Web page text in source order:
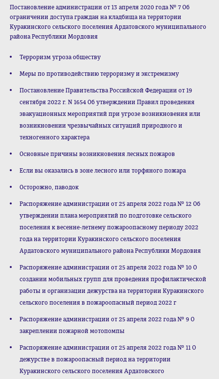
Постановление администрации от 13 апреля 2020 года № 7 Об
ограничении доступа граждан на кладбища на территории
Куракинского сельского поселения Ардатовского муниципального
района Республики Мордовия
Терроризм угроза обществу
Меры по противодействию терроризму и экстремизму
Постановление Правительства Российской Федерации от 19
сентября 2022 г. N 1654 Об утверждении Правил проведения
эвакуационных мероприятий при угрозе возникновения или
возникновении чрезвычайных ситуаций природного и
техногенного характера
Основные причины возникновения лесных пожаров
Если вы оказались в зоне лесного или торфяного пожара
Осторожно, паводок
Распоряжение администрации от 25 апреля 2022 года № 12 Об
утверждении плана мероприятий по подготовке сельского
поселения к весенне-летнему пожароопасному периоду 2022
года на территории Куракинского сельского поселения
Ардатовского муниципального района Республики Мордовия
Распоряжение администрации от 25 апреля 2022 года № 10 О
создании мобильных групп для проведения профилактической
работы и организации дежурства на территории Куракинского
сельского поселения в пожароопасный период 2022 г
Распоряжение администрации от 25 апреля 2022 года № 9 О
закреплении пожарной мотопомпы
Распоряжение администрации от 25 апреля 2022 года № 11 О
дежурстве в пожароопасный период на территории
Куракинского сельского поселения Ардатовского